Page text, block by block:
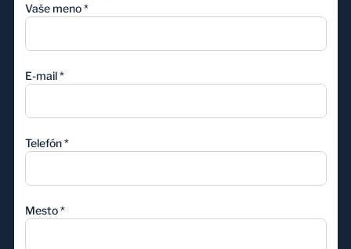
Vaše meno *
E-mail *
Telefón *
Mesto *